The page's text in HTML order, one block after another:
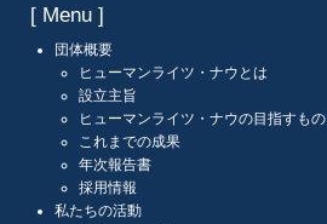
[ Menu ]
団体概要
ヒューマンライツ・ナウとは
設立主旨
ヒューマンライツ・ナウの目指すもの
これまでの成果
年次報告書
採用情報
私たちの活動